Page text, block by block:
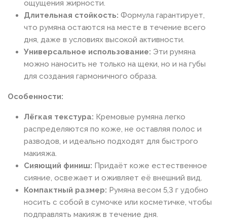
ощущения жирности.
Длительная стойкость: Формула гарантирует,
что румяна остаются на месте в течение всего
дня, даже в условиях высокой активности.
Универсальное использование: Эти румяна
можно наносить не только на щеки, но и на губы
для создания гармоничного образа.
Особенности:
Лёгкая текстура: Кремовые румяна легко
распределяются по коже, не оставляя полос и
разводов, и идеально подходят для быстрого
макияжа.
Сияющий финиш: Придаёт коже естественное
сияние, освежает и оживляет её внешний вид.
Компактный размер: Румяна весом 5,3 г удобно
носить с собой в сумочке или косметичке, чтобы
подправлять макияж в течение дня.